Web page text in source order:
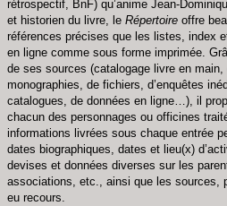
rétrospectif, BnF) qu’anime Jean-
et historien du livre, le Répertoire offre
références précises que les listes, index
en ligne comme sous forme imprimée.
de ses sources (catalogage livre en main,
monographies, de fichiers, d’enquêtes
catalogues, de données en ligne…), il
chacun des personnages ou officines
informations livrées sous chaque entrée
dates biographiques, dates et lieu(x)
devises et données diverses sur les
associations, etc., ainsi que les sources,
eu recours.